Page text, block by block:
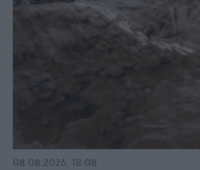
08.08.2026, 18:08